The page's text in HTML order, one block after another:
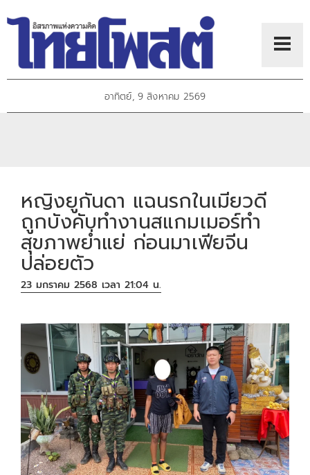
อาทิตย์, 9 สิงหาคม 2569
หญิงยูกันดา แฉนรกในเมียวดี
ถูกบังคับทำงานสแกมเมอร์ทำ
สุขภาพย่ำแย่ ก่อนมาเฟียจีน
ปล่อยตัว
23 มกราคม 2568 เวลา 21:04 น.